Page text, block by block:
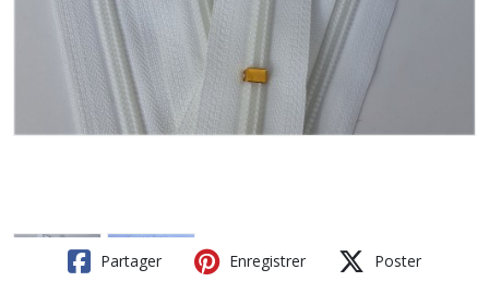
Partager Enregistrer Poster